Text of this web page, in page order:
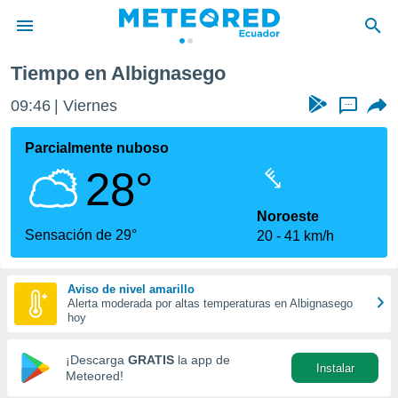
de
ha
que se
calidad.
a este
las
y
forma
digital
basada
Tiempo en Albignasego
09:46 Viernes ...
Parcialmente nuboso
28°
Sensación de 29°
Noroeste
20
41 km/h
Aviso de nivel amarillo
Alerta moderada por altas temperaturas en Albignasego
hoy
¡Descarga GRATIS la app de
Meteored!
Instalar